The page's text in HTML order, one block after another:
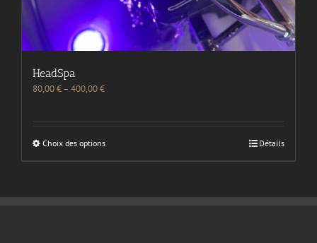
HeadSpa
80,00€– 400,00€
Choix des options Détails